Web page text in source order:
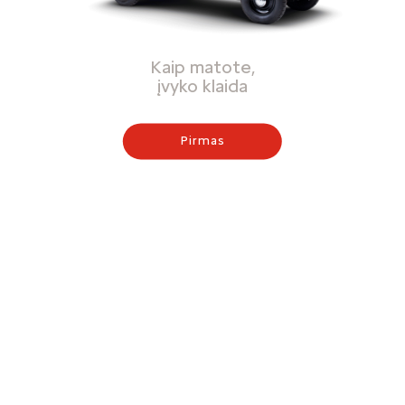
Kaip matote,
įvyko klaida
Pirmas